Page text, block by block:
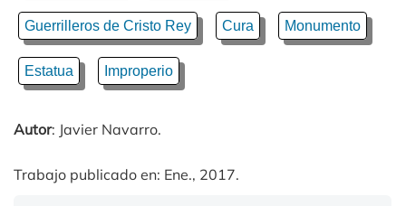
Guerrilleros de Cristo Rey Cura Monumento
Estatua Improperio
Autor: Javier Navarro.
Trabajo publicado en: Ene., 2017.